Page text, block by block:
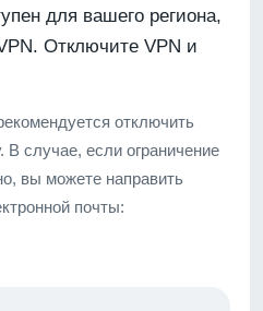
для вашего региона,
Отключите VPN и
отключить
В случае, если ограничение
вы можете направить
почты: